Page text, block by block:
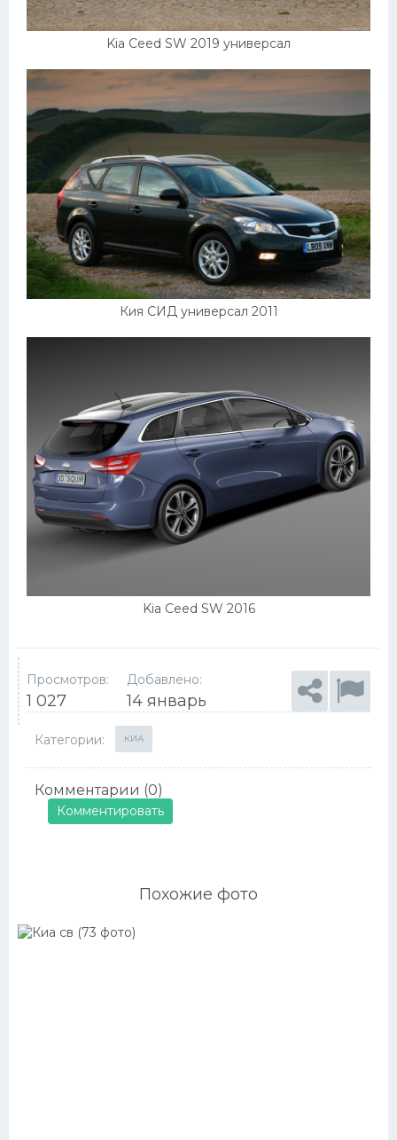
Kia Ceed SW 2019 универсал
Кия СИД универсал 2011
Kia Ceed SW 2016
Просмотров:
1 027
Добавлено:
14 январь
Категории: КИА
Комментарии (0)
Комментировать
Похожие фото